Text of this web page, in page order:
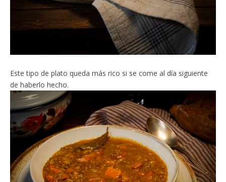
Este tipo de plato queda más rico si se come al día siguiente
de haberlo hecho.